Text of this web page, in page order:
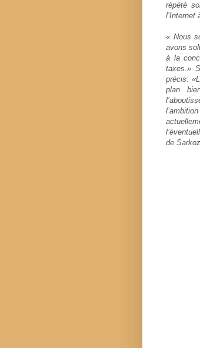
répété
l’Internet
« Nous
avons
à la
taxes.»
précis:
plan
de